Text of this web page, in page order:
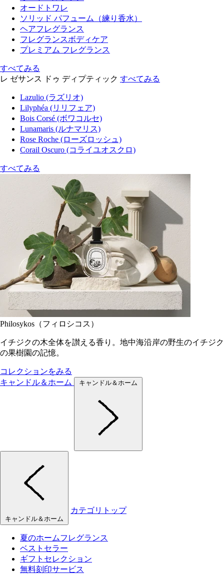
オードトワレ
ソリッド パフューム（練り香水）
ヘアフレグランス
フレグランスボディケア
プレミアム フレグランス
すべてみる
レ ゼサンス ドゥ ディプティック すべてみる
Lazulio (ラズリオ)
Lilyphéa (リリフェア)
Bois Corsé (ボワコルセ)
Lunamaris (ルナマリス)
Rose Roche (ローズロッシュ)
Corail Oscuro (コライユオスクロ)
すべてみる
Philosykos（フィロシコス）
イチジクの木全体を讃える香り。地中海沿岸の野生のイチジク
の果樹園の記憶。
コレクションをみる
キャンドル＆ホーム
キャンドル＆ホーム
キャンドル＆ホーム
カテゴリトップ
夏のホームフレグランス
ベストセラー
ギフトセレクション
無料刻印サービス